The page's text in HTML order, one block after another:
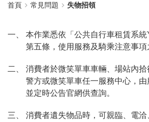
首頁 常見問題 失物招領
一、 本作業悉依「公共自行車租賃系統
第五條，使用服務及騎乘注意事項
二、 消費者於微笑單車車輛、場站內
警方或微笑單車任一服務中心，
並定時公告官網供查詢。
三、 消費者遺失物品時，可親臨、電